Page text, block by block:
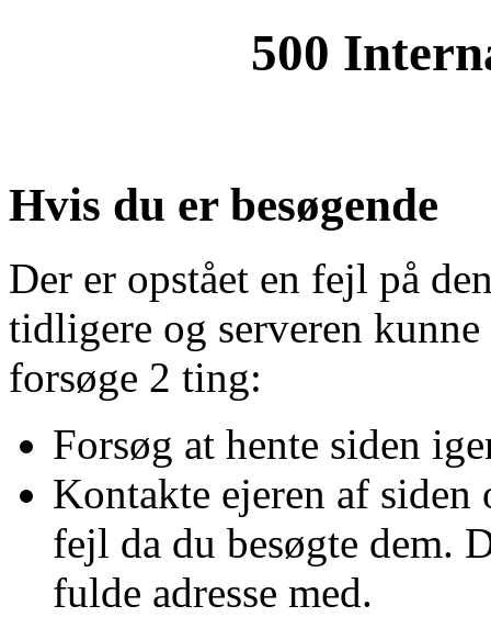
500
Hvis du er besøgende
Der er opstået en fejl på
tidligere og serveren
forsøge 2 ting:
Forsøg at hente siden
Kontakte ejeren af
fejl da du besøgte dem.
fulde adresse med.